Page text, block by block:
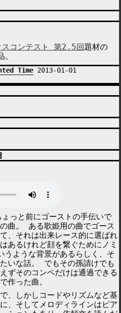
コンテスト 第2.5回題材の
Time 2013-01-01
っと前にゴーストの手伝いで
曲。 ある歌姫用の曲でゴース
、それは出来レース的に選ばれ
あるけれど顔を繋ぐためにノミ
うような背景があるらしく、そ
いな話。 でもその孫請けでも
ずそのコンペだけは通過できる
作った曲。
、しかしコードやリズムなど基
、そしてメロディラインはピア